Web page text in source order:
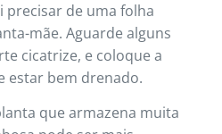
precisar de uma folha
mãe. Aguarde alguns
cicatrize, e coloque a
estar bem drenado.
que armazena muita